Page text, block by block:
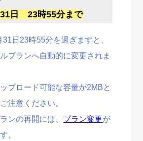
日 23時55分まで
日23時55分を過ぎますと、
プランへ自動的に変更されま
プロード可能な容量が2MBと
注意ください。
ンの再開には、 プラン変更が
。